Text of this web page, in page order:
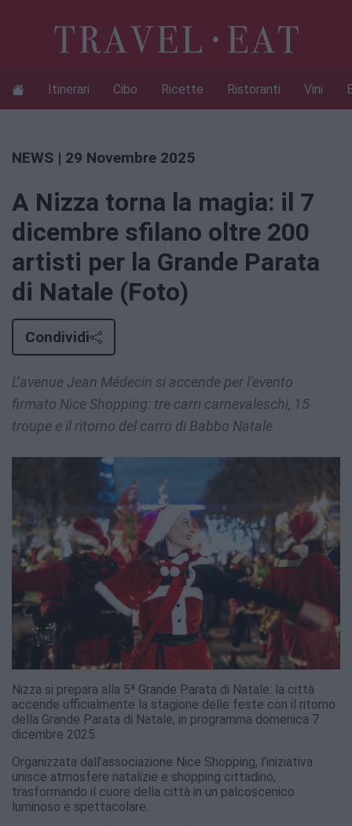
Itinerari Cibo Ricette Ristoranti Vini
NEWS | 29 Novembre 2025
A Nizza torna la magia: il 7
dicembre sfilano oltre 200
artisti per la Grande Parata
di Natale (Foto)
Condividi
L’avenue Jean Médecin si accende per l’evento
firmato Nice Shopping: tre carri carnevaleschi, 15
troupe e il ritorno del carro di Babbo Natale
Nizza si prepara alla 5ª Grande Parata di Natale: la città
accende ufficialmente la stagione delle feste con il ritorno
della Grande Parata di Natale, in programma domenica 7
dicembre 2025.
Organizzata dall’associazione Nice Shopping, l’iniziativa
unisce atmosfere natalizie e shopping cittadino,
trasformando il cuore della città in un palcoscenico
luminoso e spettacolare.